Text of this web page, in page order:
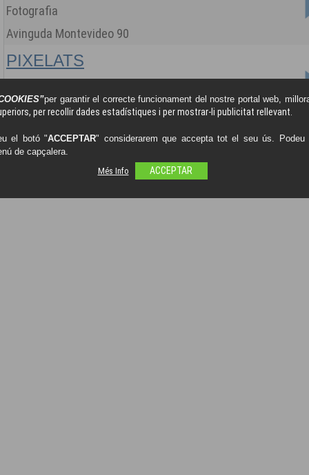
Fotografia
Avinguda Montevideo 90
PIXELATS
Plaça Jeroni Gelpí i Novell local 22
per garantir el correcte funcionament del nostre portal web,
per recollir dades estadístiques i per mostrar-li publicitat rellevant.
el botó "ACCEPTAR" considerarem que accepta tot el seu ús.
de capçalera.
Més Info
ACCEPTAR